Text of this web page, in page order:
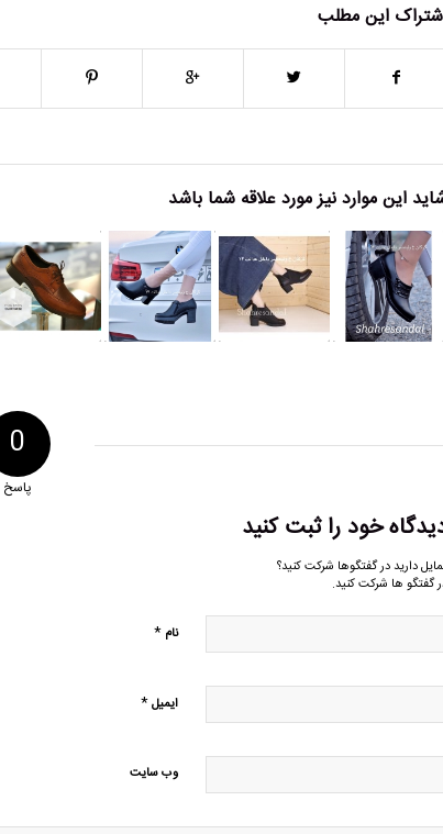
این مطلب
این موارد نیز مورد علاقه شما باشد
0
پاسخ
خود را ثبت کنید
دارید در گفتگوها شرکت کنید؟
گفتگو ها شرکت کنید.
نام *
ایمیل*
وب‌ سایت